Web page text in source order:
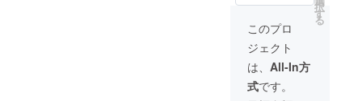
メン
バーが
韓国に
行き直
接セレ
クトし
て買い
択
す
る
このプロ
ジェクト
は、 All-In方
式です。